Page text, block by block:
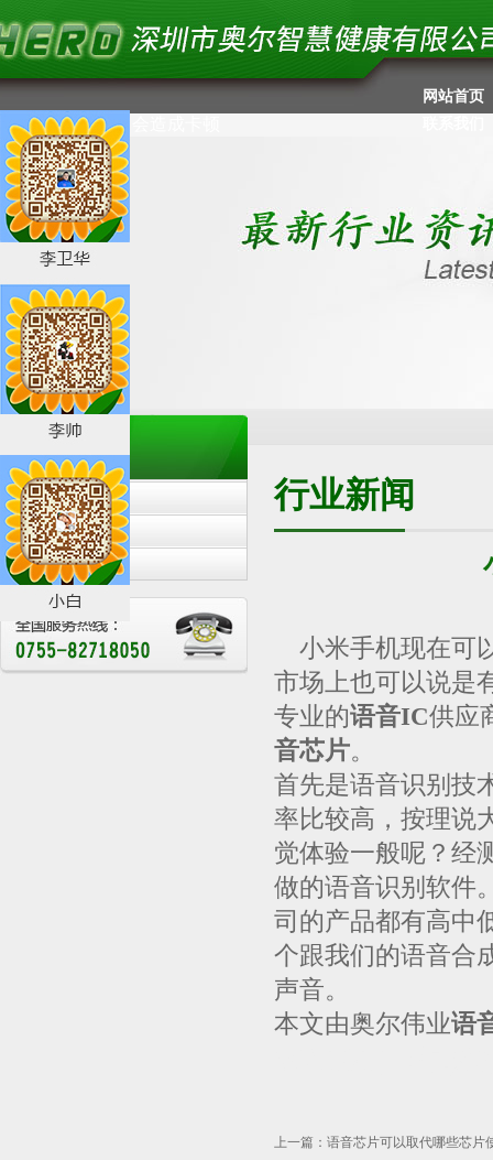
网站首页
//失效没有用了，会造成卡顿
新闻中心
News
公司新闻
行业新闻
展会活动
行业新闻
小米手机现在可
市场上也可以说是
专业的语音IC供应
音芯片。
首先是语音识别技
率比较高，按理说
觉体验一般呢？经
做的语音识别软件
司的产品都有高中
个跟我们的语音合
声音。
本文由奥尔伟业语
上一篇： 语音芯片可以取代哪些芯片